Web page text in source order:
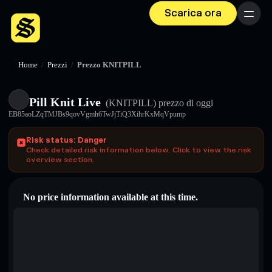
Scarica ora Menu
Home / Prezzi / Prezzo KNITPILL
Pill Knit Live (KNITPILL) prezzo di oggi
EB85aoLZqTMJBs9qovVgmh6TwJjTiQ3XihrKxMqVpump
Risk status: Danger
Check detailed risk information below. Click to view the risk
overview section.
No price information available at this time.